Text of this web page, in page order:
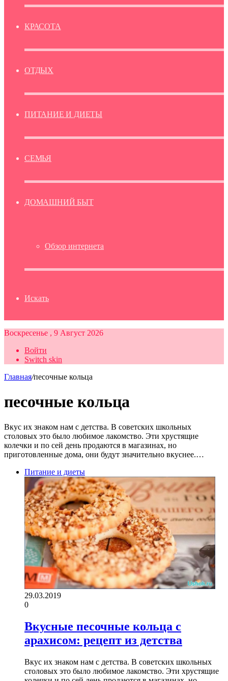
КРАСОТА
ОТДЫХ
ПИТАНИЕ И ДИЕТЫ
СЕМЬЯ
ДОМАШНИЙ БЫТ
Обзор интернета
Искать
Воскресенье , 9 Август 2026
Войти
Switch skin
Главная/песочные кольца
песочные кольца
Вкус их знаком нам с детства. В советских школьных
столовых это было любимое лакомство. Эти хрустящие
колечки и по сей день продаются в магазинах, но
приготовленные дома, они будут значительно вкуснее.…
Питание и диеты
29.03.2019
0
Вкусные песочные кольца с
арахисом: рецепт из детства
Вкус их знаком нам с детства. В советских школьных
столовых это было любимое лакомство. Эти хрустящие